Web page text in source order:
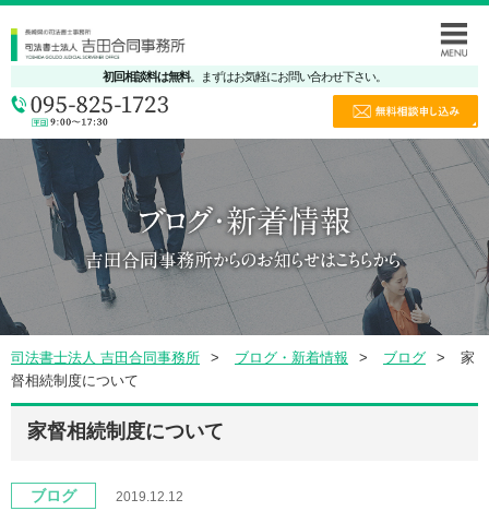
初回相談料は無料。まずはお気軽にお問い合わせ下さい。
司法書士法人 吉田合同事務所 ブログ・新着情報 ブログ
家
督相続制度について
家督相続制度について
ブログ 2019.12.12